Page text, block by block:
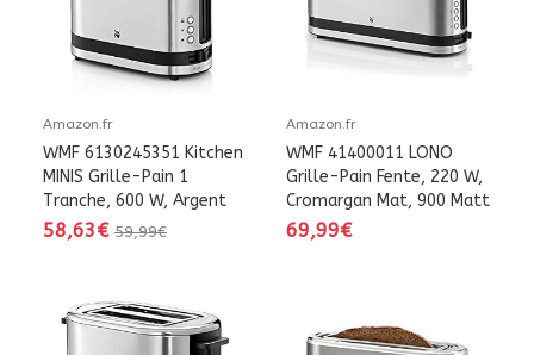
Amazon.fr
WMF 6130245351 Kitchen
MINIS Grille-Pain 1
Tranche, 600 W, Argent
58,63€ 59,99€
Amazon.fr
WMF 41400011 LONO
Grille-Pain Fente, 220 W,
Cromargan Mat, 900 Matt
69,99€